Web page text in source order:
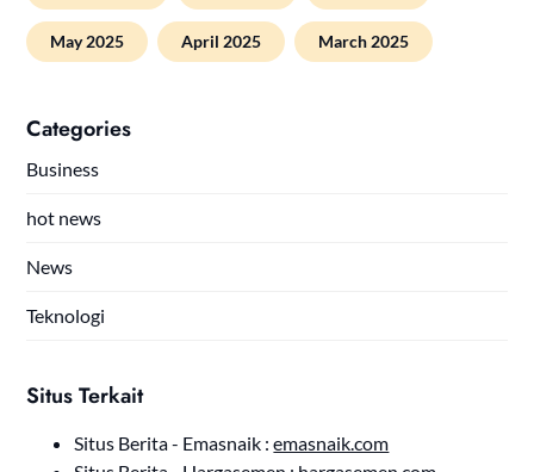
May 2025 April 2025 March 2025
Categories
Business
hot news
News
Teknologi
Situs Terkait
Situs Berita - Emasnaik :emasnaik.com